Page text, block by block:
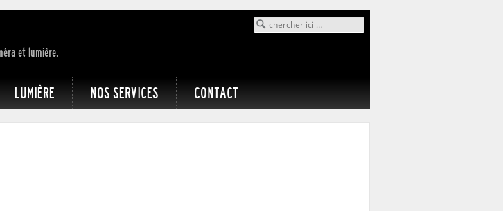
et lumière.
Search for:
LUMIÈRE NOS SERVICES CONTACT